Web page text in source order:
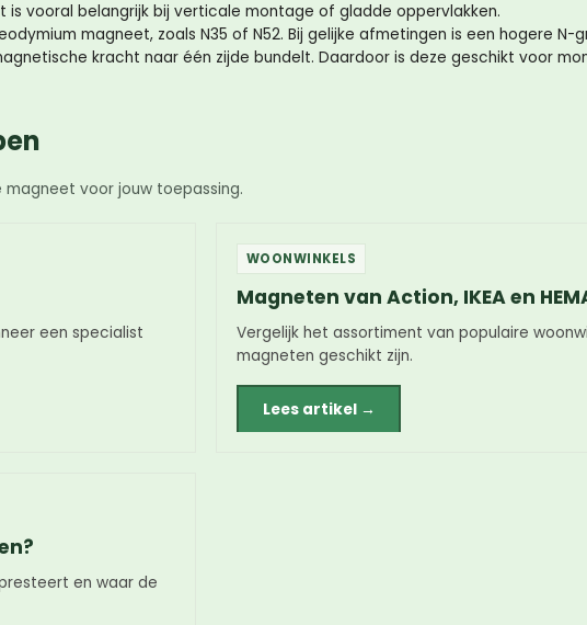
vooral belangrijk bij verticale montage of gladde oppervlakken.
magneet, zoals N35 of N52. Bij gelijke afmetingen is een hogere N-
kracht naar één zijde bundelt. Daardoor is deze geschikt voor
magneet voor jouw toepassing.
een specialist
WOONWINKELS
Magneten van Action, IKEA en
Vergelijk het assortiment van populaire
magneten geschikt zijn.
Lees artikel →
en waar de